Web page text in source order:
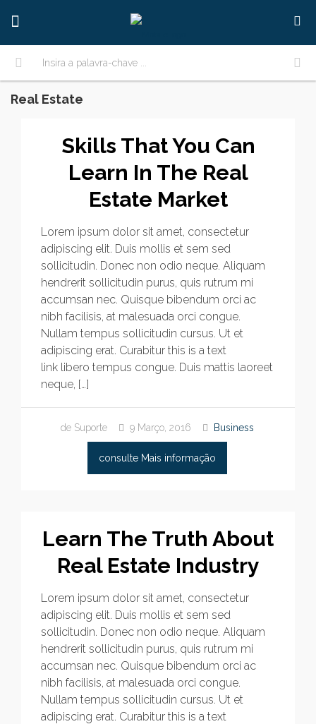
Real Estate
Skills That You Can
Learn In The Real
Estate Market
Lorem ipsum dolor sit amet, consectetur
adipiscing elit. Duis mollis et sem sed
sollicitudin. Donec non odio neque. Aliquam
hendrerit sollicitudin purus, quis rutrum mi
accumsan nec. Quisque bibendum orci ac
nibh facilisis, at malesuada orci congue.
Nullam tempus sollicitudin cursus. Ut et
adipiscing erat. Curabitur this is a text
link libero tempus congue. Duis mattis laoreet
neque, […]
de Suporte 9 Março, 2016 Business
consulte Mais informação
Learn The Truth About
Real Estate Industry
Lorem ipsum dolor sit amet, consectetur
adipiscing elit. Duis mollis et sem sed
sollicitudin. Donec non odio neque. Aliquam
hendrerit sollicitudin purus, quis rutrum mi
accumsan nec. Quisque bibendum orci ac
nibh facilisis, at malesuada orci congue.
Nullam tempus sollicitudin cursus. Ut et
adipiscing erat. Curabitur this is a text